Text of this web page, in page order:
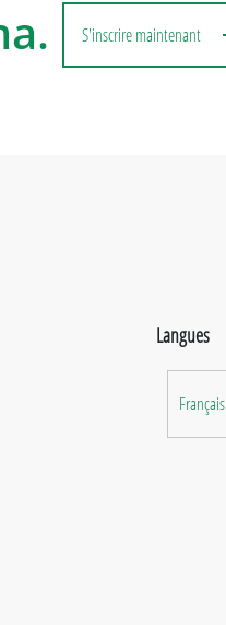
S'inscrire maintenant
Langues
Français